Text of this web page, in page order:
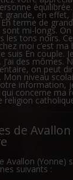
grande, en effet,
terme de
mi-longs.
les tons noirs.
moi c’est ma
suis En couple.
des mômes.
on peut
Mon niveau
information,
concerne ma
religion
de
Avallon (Yonne)
suivants :